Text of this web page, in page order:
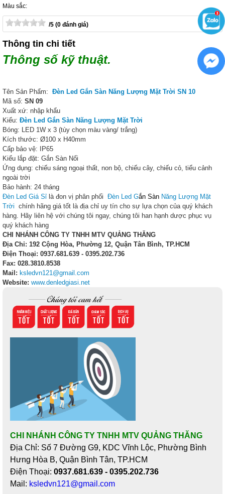
Màu sắc:
/5 (0 đánh giá)
Thông tin chi tiết
Thông số kỹ thuật.
Tên Sản Phẩm: Đèn Led Gắn Sàn Năng Lượng Mặt Trời SN 10
Mã số: SN 09
Xuất xứ: nhập khẩu
Kiểu: Đèn Led Gắn Sàn Năng Lượng Mặt Trời
Bóng: LED 1W x 3 (tùy chọn màu vàng/ trắng)
Kích thước: Ø100 x H40mm
Cấp bảo vệ: IP65
Kiểu lắp đặt: Gắn Sàn Nổi
Ứng dụng: chiếu sáng ngoại thất, non bộ, chiếu cây, chiếu cỏ, tiểu cảnh
ngoài trời
Bảo hành: 24 tháng
Đèn Led Giá Sỉ là đon vị phân phối Đèn Led Gắn Sàn Năng Lượng Mặt
Trời chính hãng giá tốt là địa chỉ uy tín cho sự lựa chọn của quý khách
hàng. Hãy liên hệ với chúng tôi ngay, chúng tôi han hạnh dược phục vụ
quý khách hàng
CHI NHÁNH CÔNG TY TNHH MTV QUẢNG THĂNG
Địa Chỉ: 192 Cộng Hòa, Phường 12, Quận Tân Bình, TP.HCM
Điện Thoại: 0937.681.639 - 0395.202.736
Fax: 028.3810.8538
Mail: ksledvn121@gmail.com
Website: www.denledgiasi.net
CHI NHÁNH CÔNG TY TNHH MTV QUẢNG THĂNG
Địa Chỉ: Số 7 Đường G9, KDC Vĩnh Lộc, Phường Bình
Hưng Hòa B, Quận Bình Tân, TP.HCM
Điện Thoại: 0937.681.639 - 0395.202.736
Mail: ksledvn121@gmail.com